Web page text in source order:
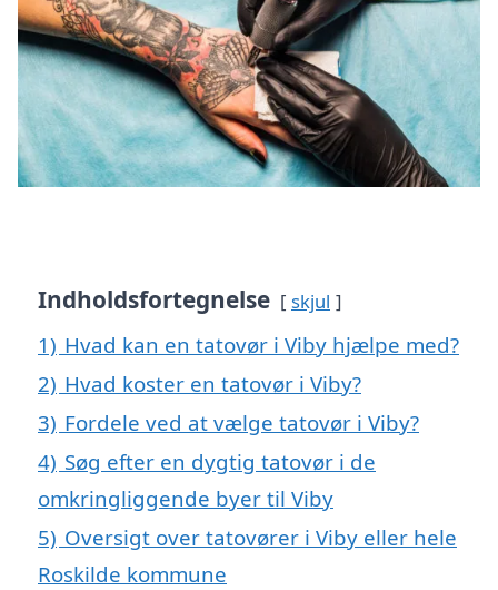
Indholdsfortegnelse skjul
1) Hvad kan en tatovør i Viby hjælpe med?
2) Hvad koster en tatovør i Viby?
3) Fordele ved at vælge tatovør i Viby?
4) Søg efter en dygtig tatovør i de
omkringliggende byer til Viby
5) Oversigt over tatovører i Viby eller hele
Roskilde kommune